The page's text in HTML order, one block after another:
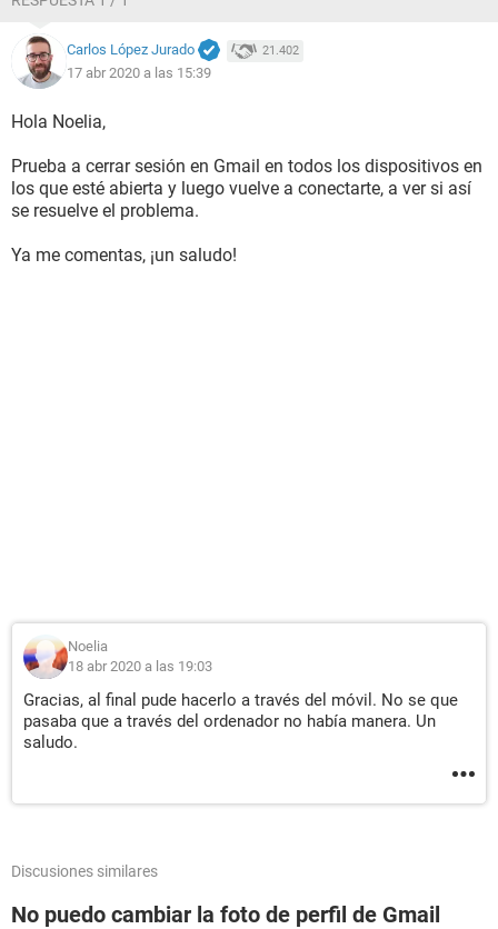
Carlos López Jurado 21.402
17 abr 2020 a las 15:39
Hola Noelia,
Prueba a cerrar sesión en Gmail en todos los dispositivos en
los que esté abierta y luego vuelve a conectarte, a ver si así
se resuelve el problema.
Ya me comentas, ¡un saludo!
Noelia
18 abr 2020 a las 19:03
Gracias, al final pude hacerlo a través del móvil. No se que
pasaba que a través del ordenador no había manera. Un
saludo.
Discusiones similares
No puedo cambiar la foto de perfil de Gmail